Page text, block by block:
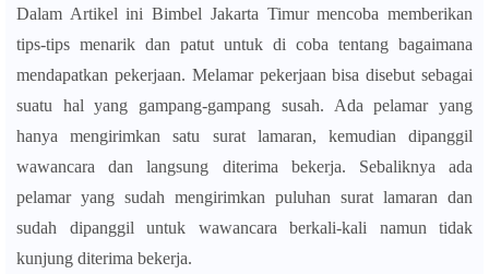
Dalam Artikel ini Bimbel Jakarta Timur mencoba memberikan
tips-tips menarik dan patut untuk di coba tentang bagaimana
mendapatkan pekerjaan. Melamar pekerjaan bisa disebut sebagai
suatu hal yang gampang-gampang susah. Ada pelamar yang
hanya mengirimkan satu surat lamaran, kemudian dipanggil
wawancara dan langsung diterima bekerja. Sebaliknya ada
pelamar yang sudah mengirimkan puluhan surat lamaran dan
sudah dipanggil untuk wawancara berkali-kali namun tidak
kunjung diterima bekerja.